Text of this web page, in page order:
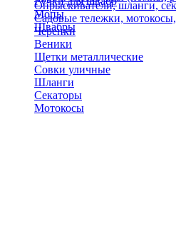
Мопы
Швабры
Опрыскиватели, шланги,
Садовые тележки,
Черенки
Веники
Щетки металлические
Совки уличные
Шланги
Секаторы
Мотокосы